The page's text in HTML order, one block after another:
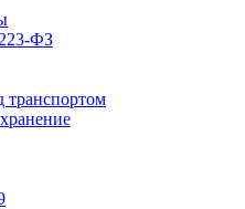
ФЗ
транспортом